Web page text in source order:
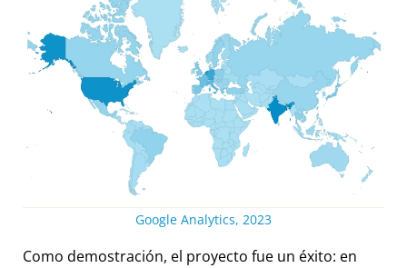
Google Analytics, 2023
Como demostración, el proyecto fue un éxito: en